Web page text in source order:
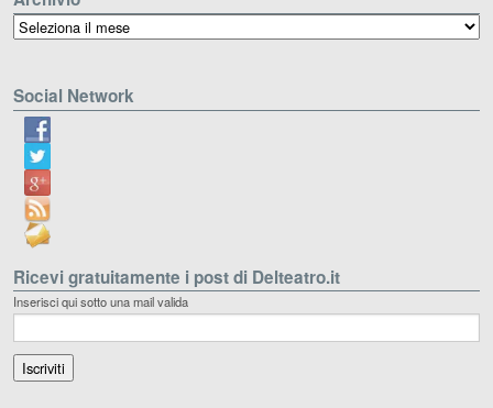
Archivio
Social Network
Ricevi gratuitamente i post di Delteatro.it
Inserisci qui sotto una mail valida